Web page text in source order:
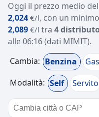
Oggi il prezzo medio
2,024 €/l, con un
2,089 €/l tra 4
alle 06:16(dati MIMIT).
Cambia: Benzina
Modalità: Self Servito